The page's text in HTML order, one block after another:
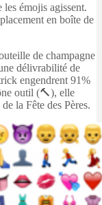
les émojis agissent.
en boîte de
de champagne
délivrabilité de
engendrent 91%
outil (🔨), elle
la Fête des Pères.